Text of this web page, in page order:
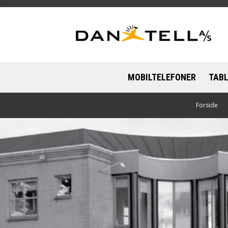
MOBILTELEFONER
Motorola
Nokia
OnePlus
Forside